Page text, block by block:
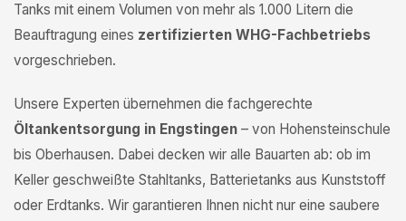
Tanks mit einem Volumen von mehr als 1.000 Litern die
Beauftragung eines zertifizierten WHG-Fachbetriebs
vorgeschrieben.
Unsere Experten übernehmen die fachgerechte
Öltankentsorgung in Engstingen – von Hohensteinschule
bis Oberhausen. Dabei decken wir alle Bauarten ab: ob im
Keller geschweißte Stahltanks, Batterietanks aus Kunststoff
oder Erdtanks. Wir garantieren Ihnen nicht nur eine saubere